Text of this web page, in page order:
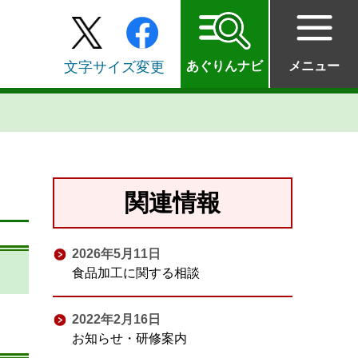
文字サイズ変更 あぐりんナビ メニュー
関連情報
2026年5月11日
食品加工に関する相談
2022年2月16日
お知らせ・研修案内